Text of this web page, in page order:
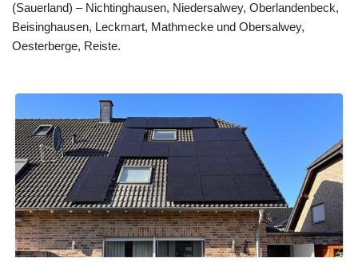
(Sauerland) – Nichtinghausen, Niedersalwey, Oberlandenbeck,
Beisinghausen, Leckmart, Mathmecke und Obersalwey,
Oesterberge, Reiste.